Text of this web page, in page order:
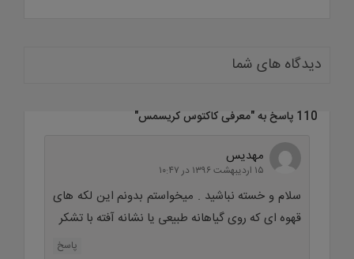
دیدگاه های شما
110 پاسخ به " معرفی کاکتوس کریسمس"
مهدیس
۱۵ اردیبهشت ۱۳۹۶ در ۱۰:۴۷
سلام و خسته نباشید . میخواستم بدونم این لکه های
قهوه ای که روی گیاهانه طبیعی یا نشانه آفته با تشکر
پاسخ